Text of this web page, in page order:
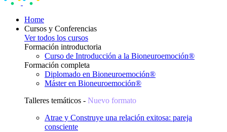
Home
Cursos y Conferencias
Ver todos los cursos
Formación introductoria
Curso de Introducción a la Bioneuroemoción®
Formación completa
Diplomado en Bioneuroemoción®
Máster en Bioneuroemoción®
Talleres temáticos - Nuevo formato
Atrae y Construye una relación exitosa: pareja
consciente